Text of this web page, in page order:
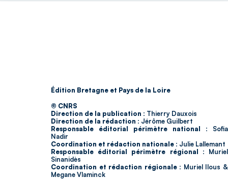
Édition Bretagne et Pays de la Loire
© CNRS
Direction de la publication : Thierry Dauxois
Direction de la rédaction : Jérôme Guilbert
Responsable éditorial périmètre national : Sofia
Nadir
Coordination et rédaction nationale : Julie Lallemant
Responsable éditorial périmètre régional : Muriel
Sinanidès
Coordination et rédaction régionale : Muriel Ilous &
Megane Vlaminck